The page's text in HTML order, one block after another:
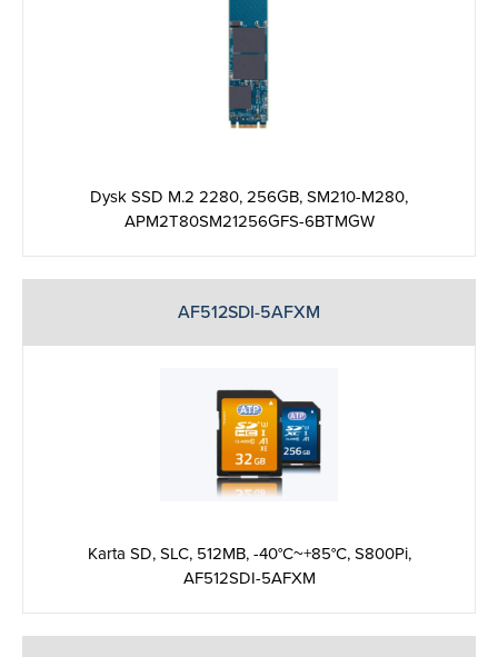
Dysk SSD M.2 2280, 256GB, SM210-M280,
APM2T80SM21256GFS-6BTMGW
AF512SDI-5AFXM
Karta SD, SLC, 512MB, -40°C~+85°C, S800Pi,
AF512SDI-5AFXM